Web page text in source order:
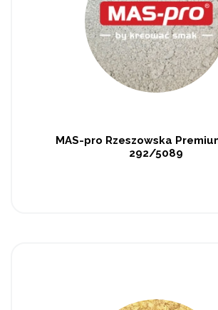
MAS-pro Rzeszowska
292/5089